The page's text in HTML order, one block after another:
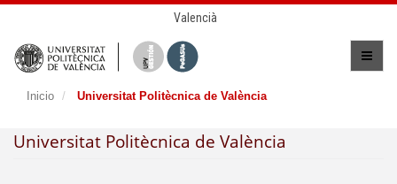
Valencià
Inicio Universitat Politècnica de València
Universitat Politècnica de València